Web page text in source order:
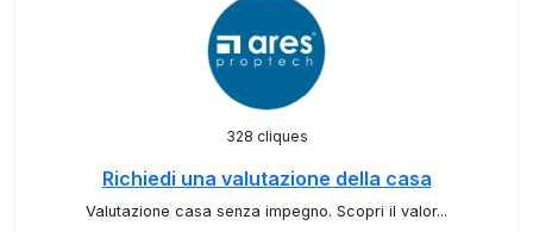
328 cliques
Richiedi una valutazione della casa
Valutazione casa senza impegno. Scopri il valor...